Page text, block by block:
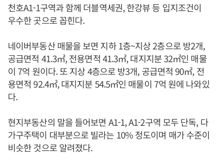
천호A1-1구역과 함께 더블역세권, 한강뷰 등 입지조건이
우수한 곳으로 꼽힌다.
네이버부동산 매물을 보면 지하 1층~지상 2층으로 방2개,
공급면적 41.3㎡, 전용면적 41.3㎡, 대지지분 32㎡인 매물
이 7억 원이다. 또 지상 4층으로 방3개, 공급면적 90㎡, 전
용면적 92.4㎡, 대지지분 54.5㎡인 매물이 7억 원에 나와있
다.
현지부동산의 말을 들어보면 A1-1, A1-2구역 모두 단독, 다
가구주택이 대부분으로 빌라는 10% 정도이며 매가 수준이
비슷한 것으로 알려졌다.